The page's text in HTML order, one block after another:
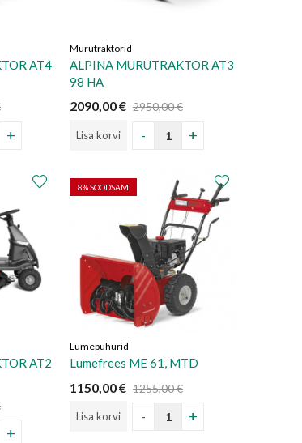
AT4
Murutraktorid
ALPINA MURUTRAKTOR AT3
98 HA
2090,00€ 2950,00€
Lisa korvi
AT2
8% SOODSAM
Lumepuhurid
Lumefrees ME 61, MTD
1150,00€ 1255,00€
Lisa korvi